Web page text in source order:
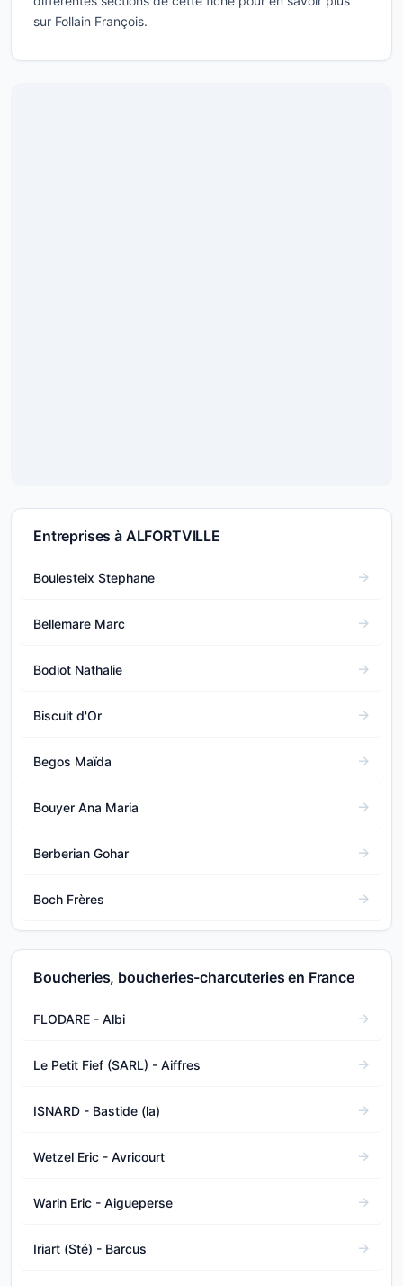
sur Follain François.
Entreprises à ALFORTVILLE
Boulesteix Stephane
Bellemare Marc
Bodiot Nathalie
Biscuit d'Or
Begos Maïda
Bouyer Ana Maria
Berberian Gohar
Boch Frères
Boucheries, boucheries-charcuteries en France
FLODARE - Albi
Le Petit Fief (SARL) - Aiffres
ISNARD - Bastide (la)
Wetzel Eric - Avricourt
Warin Eric - Aigueperse
Iriart (Sté) - Barcus